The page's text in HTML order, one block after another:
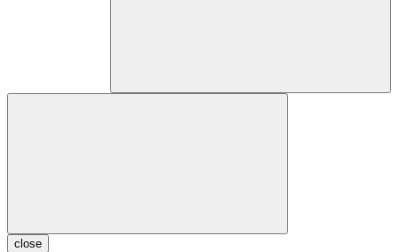
close